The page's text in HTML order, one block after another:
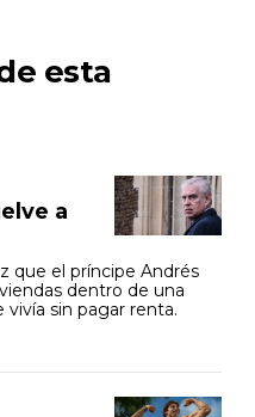
esta
a
que el príncipe Andrés
dentro de una
vivía sin pagar renta.